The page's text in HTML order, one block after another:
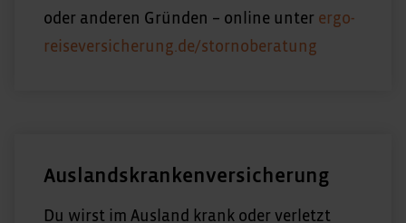
oder anderen Gründen – online unter ergo-
reiseversicherung.de/stornoberatung
Auslandskrankenversicherung
Du wirst im Ausland krank oder verletzt